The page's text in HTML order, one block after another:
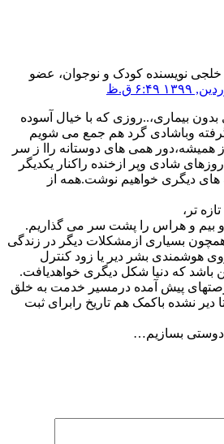
خلجی نویسنده کودک و نوجوان، عضو
بدون بیماری،..روزی که با خیال آسوده
وباشادی گرد هم جمع می شویم
از همیشه،دور همی های دوستانه راا ز سر
شادی وپر ازخنده راکنار یکدیگر
دیگری خواهیم نوشت.همه از
تر،
و بیم و هراس را پشت سر می گذاریم.
همچون بسیاری ازمشکلات دیگر در زندگی
هوشمندی بشر دیر یا زود کنترل
باشد که دنیا شکل دیگری خواهدیافت.
فرصتهای پیش آمده درمسیر خدمت به خلق
دیر نشده باکمک هم تاریخ رابرای ثبت
دوستی بسازیم…